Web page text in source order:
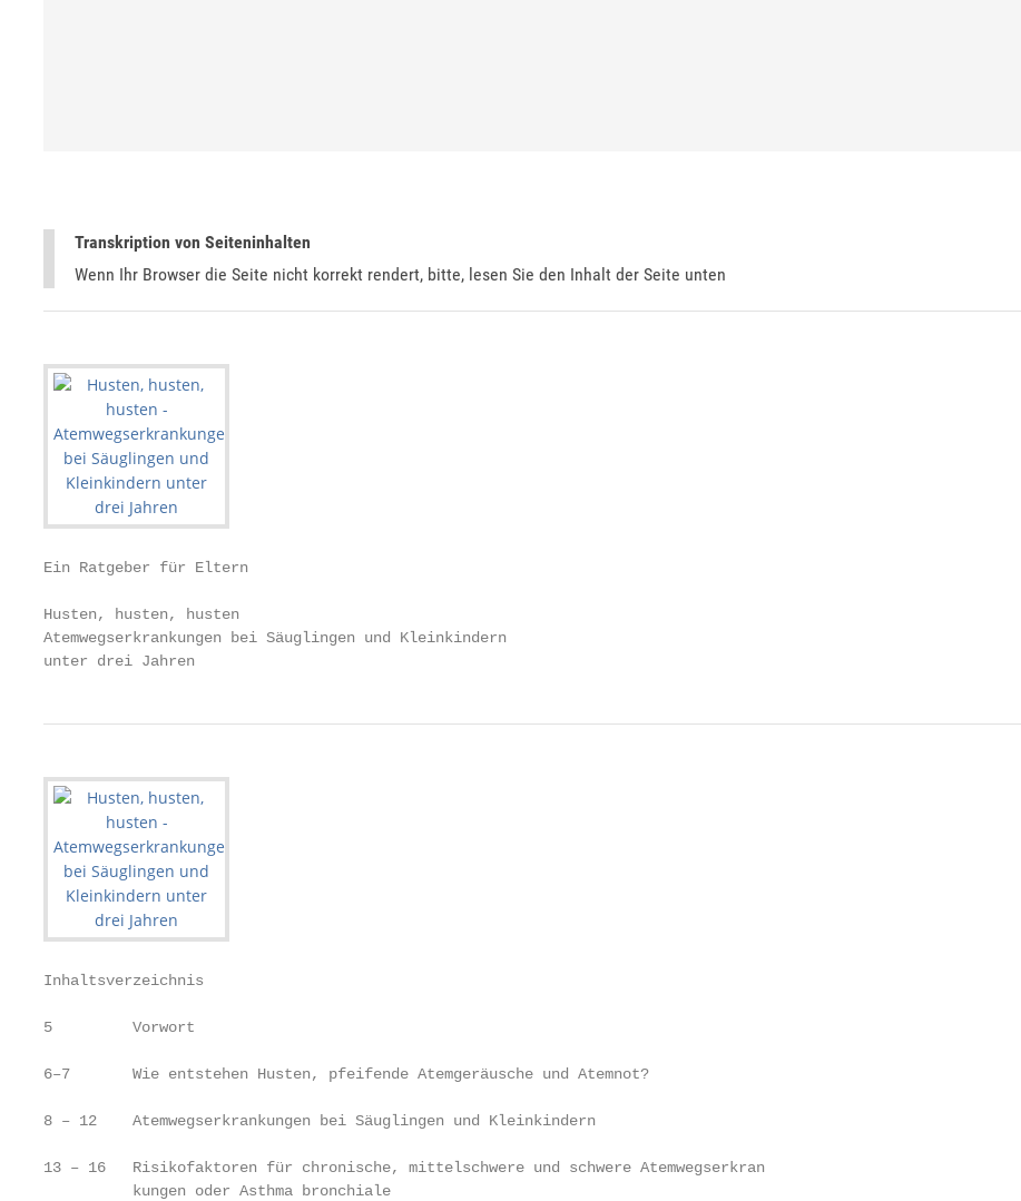
Transkription von Seiteninhalten
Wenn Ihr Browser die Seite nicht korrekt rendert, bitte, lesen Sie den Inhalt der Seite unten
Ein Ratgeber für Eltern
Husten, husten, husten
Atemwegserkrankungen bei Säuglingen und Kleinkindern
unter drei Jahren
Inhaltsverzeichnis
5         Vorwort
6–7       Wie entstehen Husten, pfeifende Atemgeräusche und Atemnot?
8 – 12    Atemwegserkrankungen bei Säuglingen und Kleinkindern
13 – 16   Risikofaktoren für chronische, mittelschwere und schwere Atemwegserkran­
          kungen oder Asthma bronchiale